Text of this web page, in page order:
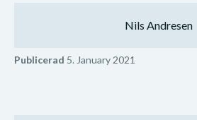
Nils Andresen
Publicerad 5. January 2021